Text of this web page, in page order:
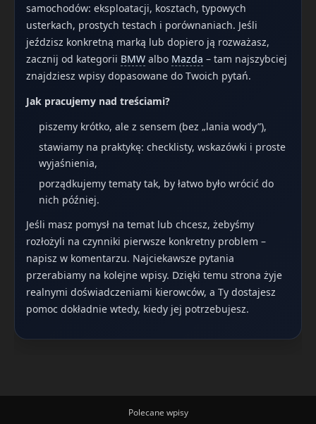
samochodów: eksploatacji, kosztach, typowych
usterkach, prostych testach i porównaniach. Jeśli
jeździsz konkretną marką lub dopiero ją rozważasz,
zacznij od kategorii BMW albo Mazda – tam najszybciej
znajdziesz wpisy dopasowane do Twoich pytań.
Jak pracujemy nad treściami?
piszemy krótko, ale z sensem (bez „lania wody”),
stawiamy na praktykę: checklisty, wskazówki i proste
wyjaśnienia,
porządkujemy tematy tak, by łatwo było wrócić do
nich później.
Jeśli masz pomysł na temat lub chcesz, żebyśmy
rozłożyli na czynniki pierwsze konkretny problem –
napisz w komentarzu. Najciekawsze pytania
przerabiamy na kolejne wpisy. Dzięki temu strona żyje
realnymi doświadczeniami kierowców, a Ty dostajesz
pomoc dokładnie wtedy, kiedy jej potrzebujesz.
Polecane wpisy